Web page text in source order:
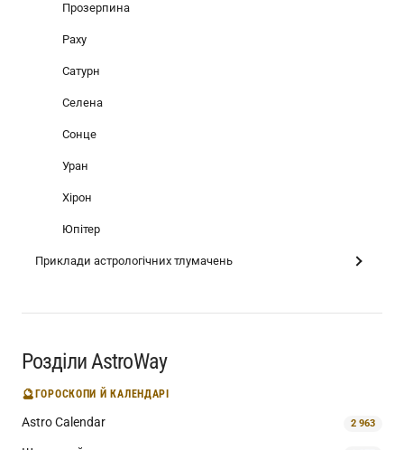
Прозерпина
Раху
Сатурн
Селена
Сонце
Уран
Хірон
Юпітер
Приклади астрологічних тлумачень
Розділи AstroWay
🔮ГОРОСКОПИ Й КАЛЕНДАРІ
Astro Calendar 2 963